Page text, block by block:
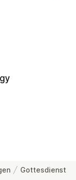
Gottesdienst